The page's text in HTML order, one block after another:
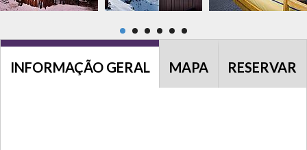
INFORMAÇÃO GERAL MAPA RESERVAR